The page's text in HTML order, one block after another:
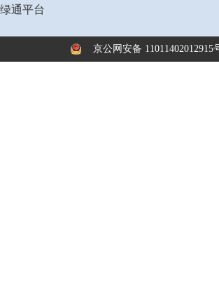
绿通平台
京公网安备 11011402012915